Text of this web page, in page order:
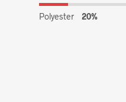
Polyester 20%